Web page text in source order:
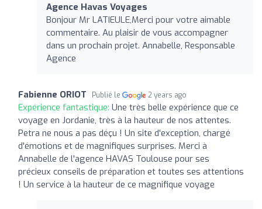
Agence Havas Voyages
Bonjour Mr LATIEULE,Merci pour votre aimable
commentaire. Au plaisir de vous accompagner
dans un prochain projet. Annabelle, Responsable
Agence
Fabienne ORIOT Publié le 2 years ago
Expérience fantastique: Une très belle expérience que ce
voyage en Jordanie, très à la hauteur de nos attentes.
Petra ne nous a pas déçu ! Un site d'exception, chargé
d'émotions et de magnifiques surprises. Merci à
Annabelle de l'agence HAVAS Toulouse pour ses
précieux conseils de préparation et toutes ses attentions
! Un service à la hauteur de ce magnifique voyage